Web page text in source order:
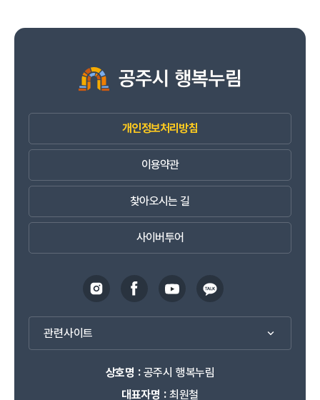
개인정보처리방침
이용약관
찾아오시는 길
사이버투어
관련사이트
상호명 :공주시 행복누림
대표자명 :최원철